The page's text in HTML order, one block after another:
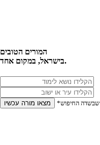
המורים הטובים
בישראל, במקום אחד.
מצאו מורה עכשיו שבשדה החיפוש